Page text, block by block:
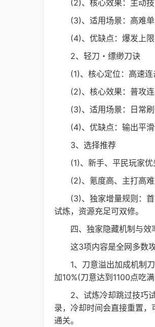
(2)、核心效果：主动技
(3)、适用场景：高难单
(4)、优缺点：爆发上限
2、轻刀・缥缈刀诀
(1)、核心定位：高速连
(2)、核心效果：普攻连
(3)、适用场景：日常刷
(4)、优缺点：输出平滑
3、选择推荐
(1)、新手、平民玩家优
(2)、氪度高、主打高难
(3)、独家增量规则：首
试炼，资源充足可双修。
四、独家隐藏机制与效
这3项内容是全网多数攻
1、刀意溢出加成机制刀
加10%(刀意达到1100点吃
2、试炼冷却跳过技巧试
录，冷却时间会直接重置
通关。